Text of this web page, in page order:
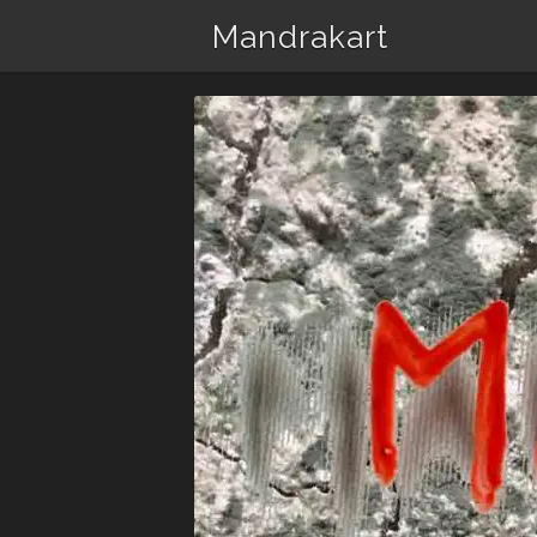
Mandrakart